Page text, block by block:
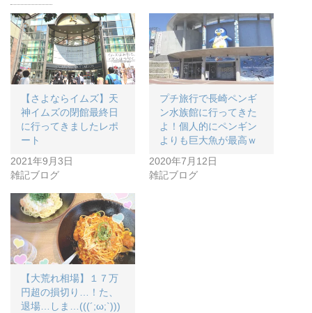
【さよならイムズ】天
神イムズの閉館最終日
に行ってきましたレポ
ート
2021年9月3日
雑記ブログ
プチ旅行で長崎ペンギ
ン水族館に行ってきた
よ！個人的にペンギン
よりも巨大魚が最高ｗ
2020年7月12日
雑記ブログ
【大荒れ相場】１７万
円超の損切り…！た、
退場…しま…(((´;ω;`)))